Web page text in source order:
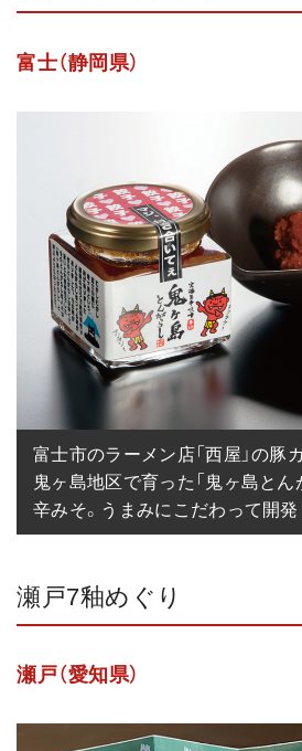
富士（静岡県）
富士市のラーメン店「西屋」の豚
鬼ヶ島地区で育った「鬼ヶ島とん
辛みそ。うまみにこだわって開発
瀬戸7釉めぐり
瀬戸（愛知県）